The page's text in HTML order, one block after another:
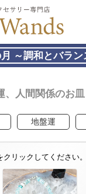
～調和とバラン
、人間関係のお皿
地盤運